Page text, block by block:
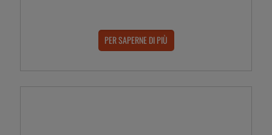
PER SAPERNE DI PIÙ